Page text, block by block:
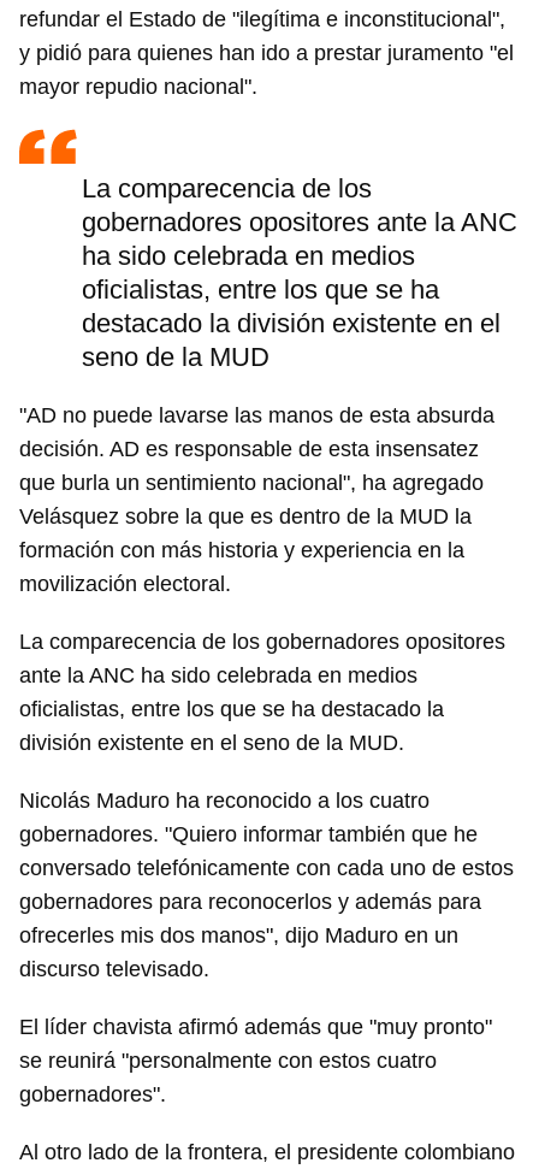
Guardar como favorito
Para poder guardar como favorito, primero has de
iniciar sesión con tu cuenta de 14ymedio.
INICIAR SESIÓN CANCELAR
refundar el Estado de "ilegítima e inconstitucional",
y pidió para quienes han ido a prestar juramento "el
mayor repudio nacional".
La comparecencia de los
gobernadores opositores ante la ANC
ha sido celebrada en medios
oficialistas, entre los que se ha
destacado la división existente en el
seno de la MUD
"AD no puede lavarse las manos de esta absurda
decisión. AD es responsable de esta insensatez
que burla un sentimiento nacional", ha agregado
Velásquez sobre la que es dentro de la MUD la
formación con más historia y experiencia en la
movilización electoral.
La comparecencia de los gobernadores opositores
ante la ANC ha sido celebrada en medios
oficialistas, entre los que se ha destacado la
división existente en el seno de la MUD.
Nicolás Maduro ha reconocido a los cuatro
gobernadores. "Quiero informar también que he
conversado telefónicamente con cada uno de estos
gobernadores para reconocerlos y además para
ofrecerles mis dos manos", dijo Maduro en un
discurso televisado.
El líder chavista afirmó además que "muy pronto"
se reunirá "personalmente con estos cuatro
gobernadores".
Al otro lado de la frontera, el presidente colombiano